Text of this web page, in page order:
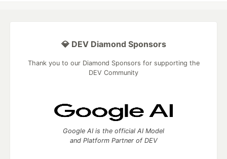
💎 DEV Diamond Sponsors
Thank you to our Diamond Sponsors for supporting the
DEV Community
Google AI is the official AI Model
and Platform Partner of DEV